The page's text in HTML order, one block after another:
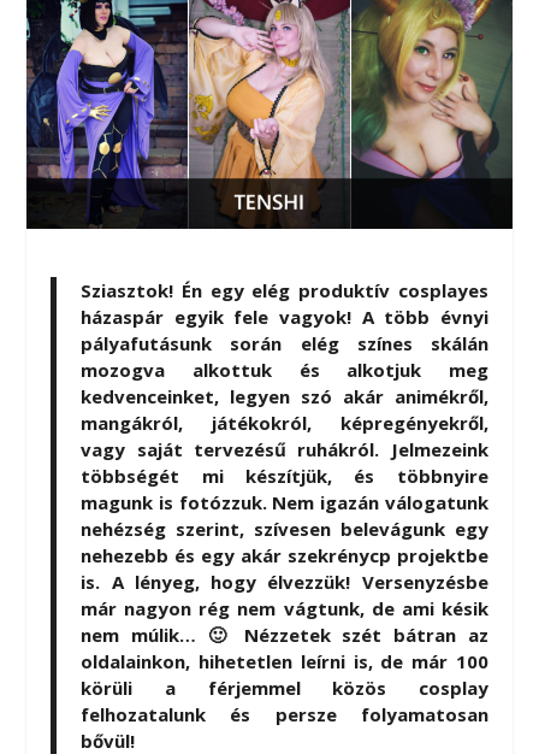
Sziasztok! Én egy elég produktív cosplayes
házaspár egyik fele vagyok! A több évnyi
pályafutásunk során elég színes skálán
mozogva alkottuk és alkotjuk meg
kedvenceinket, legyen szó akár animékről,
mangákról, játékokról, képregényekről,
vagy saját tervezésű ruhákról. Jelmezeink
többségét mi készítjük, és többnyire
magunk is fotózzuk. Nem igazán válogatunk
nehézség szerint, szívesen belevágunk egy
nehezebb és egy akár szekrénycp projektbe
is. A lényeg, hogy élvezzük! Versenyzésbe
már nagyon rég nem vágtunk, de ami késik
nem múlik… 🙂 Nézzetek szét bátran az
oldalainkon, hihetetlen leírni is, de már 100
körüli a férjemmel közös cosplay
felhozatalunk és persze folyamatosan
bővül!